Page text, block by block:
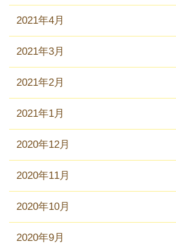
2021年4月
2021年3月
2021年2月
2021年1月
2020年12月
2020年11月
2020年10月
2020年9月